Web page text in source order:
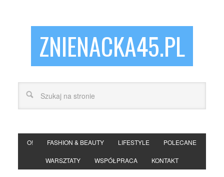
ZNIENACKA45.PL
O! FASHION & BEAUTY LIFESTYLE POLECANE
WARSZTATY WSPÓŁPRACA KONTAKT